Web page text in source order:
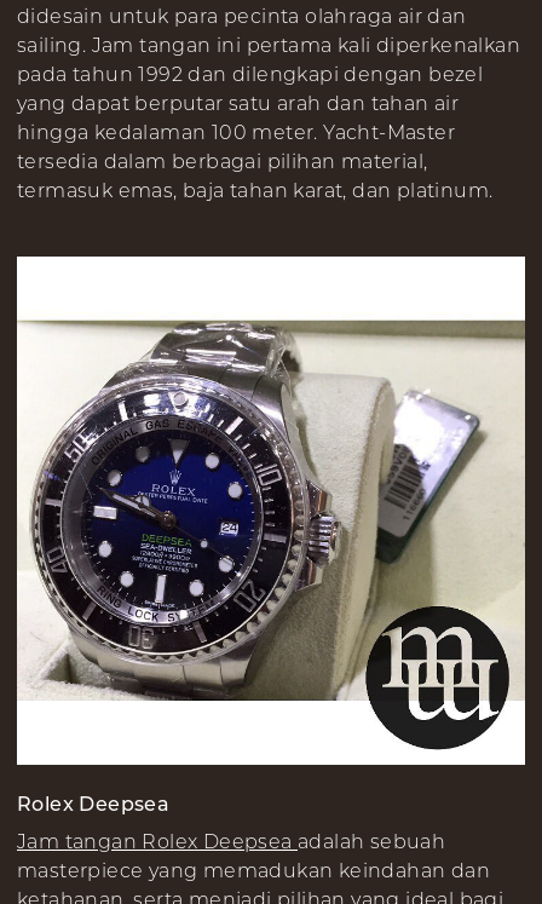
didesain untuk para pecinta olahraga air dan
sailing. Jam tangan ini pertama kali diperkenalkan
pada tahun 1992 dan dilengkapi dengan bezel
yang dapat berputar satu arah dan tahan air
hingga kedalaman 100 meter. Yacht-Master
tersedia dalam berbagai pilihan material,
termasuk emas, baja tahan karat, dan platinum.
Rolex Deepsea
Jam tangan Rolex Deepsea adalah sebuah
masterpiece yang memadukan keindahan dan
ketahanan, serta menjadi pilihan yang ideal bagi